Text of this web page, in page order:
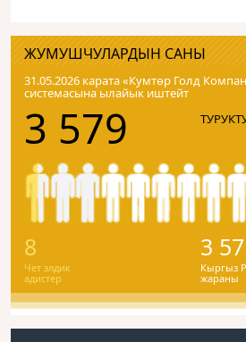
ЖУМУШЧУЛАРДЫН САНЫ
31.05.2026 карата «Кумтɵр Голд
системасына ылайык иштейт
3 579
8
Чет элдик
адистер
3
Кыргыз
жараны